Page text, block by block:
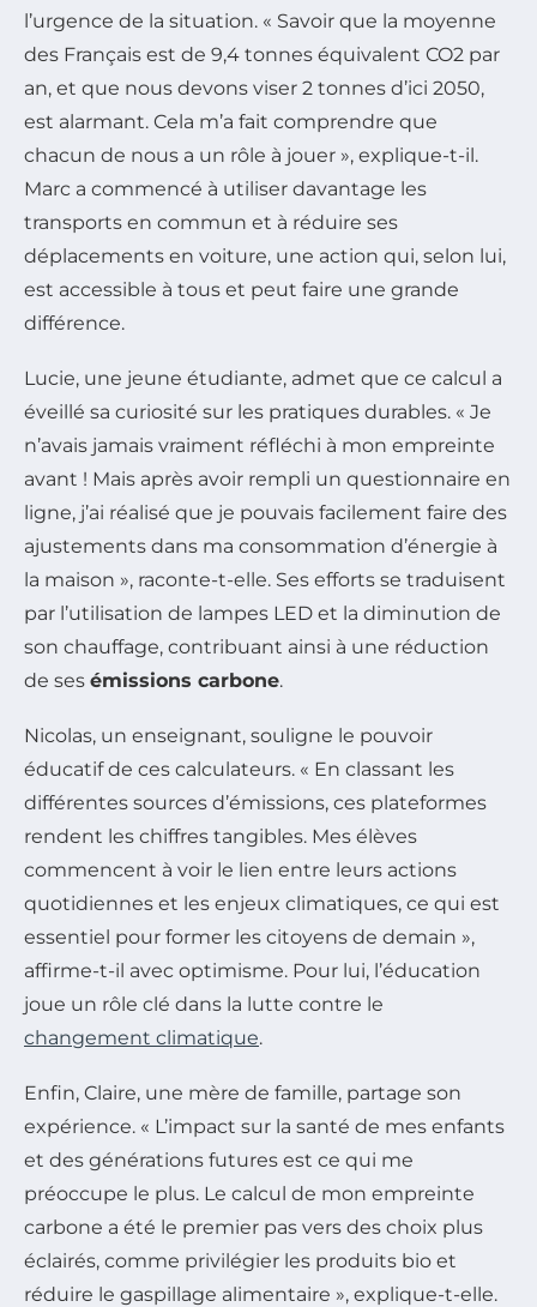
l’urgence de la situation. « Savoir que la moyenne
des Français est de 9,4 tonnes équivalent CO2 par
an, et que nous devons viser 2 tonnes d’ici 2050,
est alarmant. Cela m’a fait comprendre que
chacun de nous a un rôle à jouer », explique-t-il.
Marc a commencé à utiliser davantage les
transports en commun et à réduire ses
déplacements en voiture, une action qui, selon lui,
est accessible à tous et peut faire une grande
différence.
Lucie, une jeune étudiante, admet que ce calcul a
éveillé sa curiosité sur les pratiques durables. « Je
n’avais jamais vraiment réfléchi à mon empreinte
avant ! Mais après avoir rempli un questionnaire en
ligne, j’ai réalisé que je pouvais facilement faire des
ajustements dans ma consommation d’énergie à
la maison », raconte-t-elle. Ses efforts se traduisent
par l’utilisation de lampes LED et la diminution de
son chauffage, contribuant ainsi à une réduction
de ses émissions carbone.
Nicolas, un enseignant, souligne le pouvoir
éducatif de ces calculateurs. « En classant les
différentes sources d’émissions, ces plateformes
rendent les chiffres tangibles. Mes élèves
commencent à voir le lien entre leurs actions
quotidiennes et les enjeux climatiques, ce qui est
essentiel pour former les citoyens de demain »,
affirme-t-il avec optimisme. Pour lui, l’éducation
joue un rôle clé dans la lutte contre le
changement climatique.
Enfin, Claire, une mère de famille, partage son
expérience. « L’impact sur la santé de mes enfants
et des générations futures est ce qui me
préoccupe le plus. Le calcul de mon empreinte
carbone a été le premier pas vers des choix plus
éclairés, comme privilégier les produits bio et
réduire le gaspillage alimentaire », explique-t-elle.